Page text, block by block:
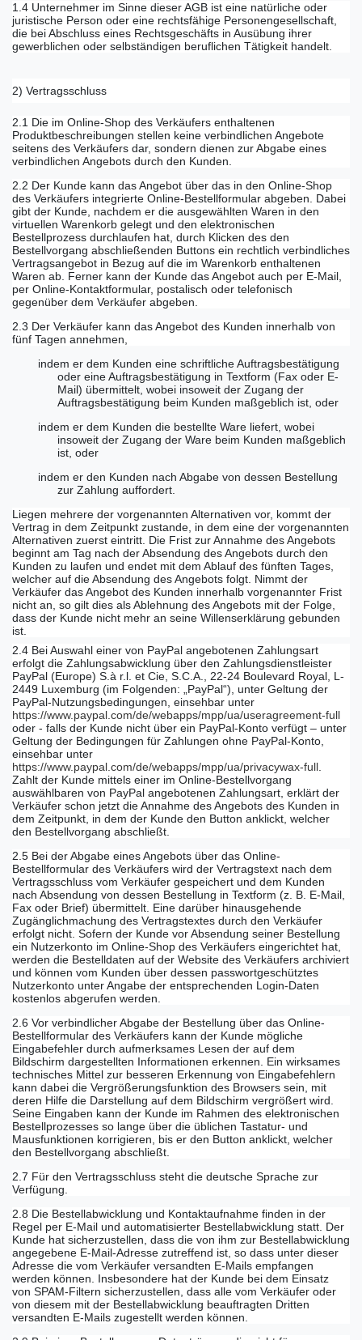
1.4 Unternehmer im Sinne dieser AGB ist eine natürliche oder
juristische Person oder eine rechtsfähige Personengesellschaft,
die bei Abschluss eines Rechtsgeschäfts in Ausübung ihrer
gewerblichen oder selbständigen beruflichen Tätigkeit handelt.
2) Vertragsschluss
2.1 Die im Online-Shop des Verkäufers enthaltenen
Produktbeschreibungen stellen keine verbindlichen Angebote
seitens des Verkäufers dar, sondern dienen zur Abgabe eines
verbindlichen Angebots durch den Kunden.
2.2 Der Kunde kann das Angebot über das in den Online-Shop
des Verkäufers integrierte Online-Bestellformular abgeben. Dabei
gibt der Kunde, nachdem er die ausgewählten Waren in den
virtuellen Warenkorb gelegt und den elektronischen
Bestellprozess durchlaufen hat, durch Klicken des den
Bestellvorgang abschließenden Buttons ein rechtlich verbindliches
Vertragsangebot in Bezug auf die im Warenkorb enthaltenen
Waren ab. Ferner kann der Kunde das Angebot auch per E-Mail,
per Online-Kontaktformular, postalisch oder telefonisch
gegenüber dem Verkäufer abgeben.
2.3 Der Verkäufer kann das Angebot des Kunden innerhalb von
fünf Tagen annehmen,
indem er dem Kunden eine schriftliche Auftragsbestätigung
oder eine Auftragsbestätigung in Textform (Fax oder E-
Mail) übermittelt, wobei insoweit der Zugang der
Auftragsbestätigung beim Kunden maßgeblich ist, oder
indem er dem Kunden die bestellte Ware liefert, wobei
insoweit der Zugang der Ware beim Kunden maßgeblich
ist, oder
indem er den Kunden nach Abgabe von dessen Bestellung
zur Zahlung auffordert.
Liegen mehrere der vorgenannten Alternativen vor, kommt der
Vertrag in dem Zeitpunkt zustande, in dem eine der vorgenannten
Alternativen zuerst eintritt. Die Frist zur Annahme des Angebots
beginnt am Tag nach der Absendung des Angebots durch den
Kunden zu laufen und endet mit dem Ablauf des fünften Tages,
welcher auf die Absendung des Angebots folgt. Nimmt der
Verkäufer das Angebot des Kunden innerhalb vorgenannter Frist
nicht an, so gilt dies als Ablehnung des Angebots mit der Folge,
dass der Kunde nicht mehr an seine Willenserklärung gebunden
ist.
2.4 Bei Auswahl einer von PayPal angebotenen Zahlungsart
erfolgt die Zahlungsabwicklung über den Zahlungsdienstleister
PayPal (Europe) S.à r.l. et Cie, S.C.A., 22-24 Boulevard Royal, L-
2449 Luxemburg (im Folgenden: „PayPal“), unter Geltung der
PayPal-Nutzungsbedingungen, einsehbar unter
https://www.paypal.com/de/webapps/mpp/ua/useragreement-full
oder - falls der Kunde nicht über ein PayPal-Konto verfügt – unter
Geltung der Bedingungen für Zahlungen ohne PayPal-Konto,
einsehbar unter
https://www.paypal.com/de/webapps/mpp/ua/privacywax-full
Zahlt der Kunde mittels einer im Online-Bestellvorgang
auswählbaren von PayPal angebotenen Zahlungsart, erklärt der
Verkäufer schon jetzt die Annahme des Angebots des Kunden in
dem Zeitpunkt, in dem der Kunde den Button anklickt, welcher
den Bestellvorgang abschließt.
2.5 Bei der Abgabe eines Angebots über das Online-
Bestellformular des Verkäufers wird der Vertragstext nach dem
Vertragsschluss vom Verkäufer gespeichert und dem Kunden
nach Absendung von dessen Bestellung in Textform (z. B. E-Mail,
Fax oder Brief) übermittelt. Eine darüber hinausgehende
Zugänglichmachung des Vertragstextes durch den Verkäufer
erfolgt nicht. Sofern der Kunde vor Absendung seiner Bestellung
ein Nutzerkonto im Online-Shop des Verkäufers eingerichtet hat,
werden die Bestelldaten auf der Website des Verkäufers archiviert
und können vom Kunden über dessen passwortgeschütztes
Nutzerkonto unter Angabe der entsprechenden Login-Daten
kostenlos abgerufen werden.
2.6 Vor verbindlicher Abgabe der Bestellung über das Online-
Bestellformular des Verkäufers kann der Kunde mögliche
Eingabefehler durch aufmerksames Lesen der auf dem
Bildschirm dargestellten Informationen erkennen. Ein wirksames
technisches Mittel zur besseren Erkennung von Eingabefehlern
kann dabei die Vergrößerungsfunktion des Browsers sein, mit
deren Hilfe die Darstellung auf dem Bildschirm vergrößert wird.
Seine Eingaben kann der Kunde im Rahmen des elektronischen
Bestellprozesses so lange über die üblichen Tastatur- und
Mausfunktionen korrigieren, bis er den Button anklickt, welcher
den Bestellvorgang abschließt.
2.7 Für den Vertragsschluss steht die deutsche Sprache zur
Verfügung.
2.8 Die Bestellabwicklung und Kontaktaufnahme finden in der
Regel per E-Mail und automatisierter Bestellabwicklung statt. Der
Kunde hat sicherzustellen, dass die von ihm zur Bestellabwicklung
angegebene E-Mail-Adresse zutreffend ist, so dass unter dieser
Adresse die vom Verkäufer versandten E-Mails empfangen
werden können. Insbesondere hat der Kunde bei dem Einsatz
von SPAM-Filtern sicherzustellen, dass alle vom Verkäufer oder
von diesem mit der Bestellabwicklung beauftragten Dritten
versandten E-Mails zugestellt werden können.